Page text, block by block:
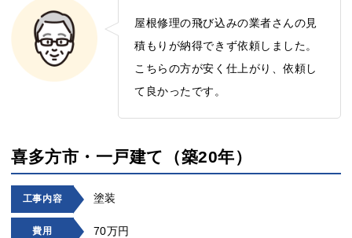
屋根修理の飛び込みの業者さんの見
積もりが納得できず依頼しました。
こちらの方が安く仕上がり、依頼し
て良かったです。
喜多方市・一戸建て（築20年）
工事内容 塗装
費用 70万円